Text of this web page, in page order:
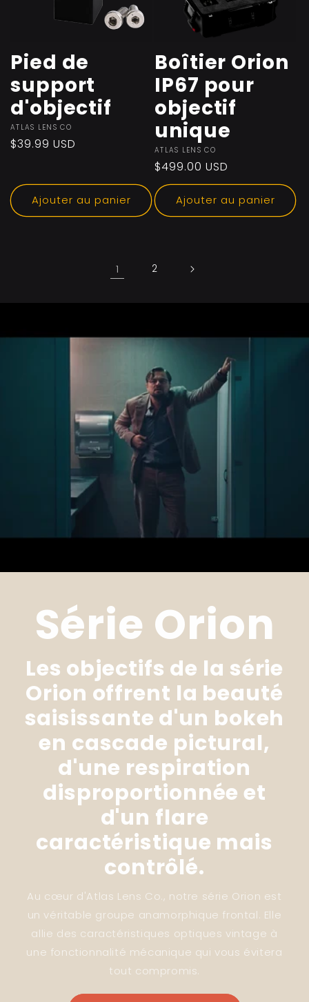
Pied de
support
d'objectif
Fournisseur :
ATLAS LENS CO
Prix
$39.99 USD
Ajouter au panier
Boîtier Orion
IP67 pour
objectif
unique
Fournisseur :
ATLAS LENS CO
Prix
habituel
$499.00 USD
Ajouter au panier
1 2
Série Orion
Les objectifs de la série
Orion offrent la beauté
saisissante d'un bokeh
en cascade pictural,
d'une respiration
disproportionnée et
d'un flare
caractéristique mais
contrôlé.
Au cœur d'Atlas Lens Co., notre série Orion est
un véritable groupe anamorphique frontal. Elle
allie des caractéristiques optiques vintage à
une fonctionnalité mécanique qui vous évitera
tout compromis.